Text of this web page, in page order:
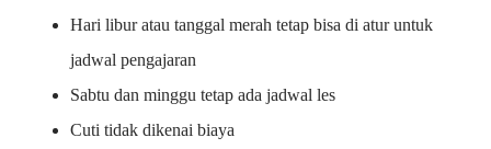
Hari libur atau tanggal merah tetap bisa di atur untuk
jadwal pengajaran
Sabtu dan minggu tetap ada jadwal les
Cuti tidak dikenai biaya